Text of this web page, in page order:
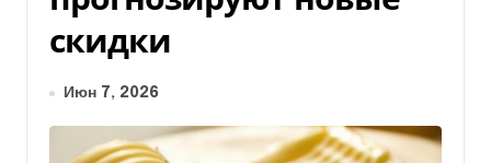
скидки
Июн 7, 2026